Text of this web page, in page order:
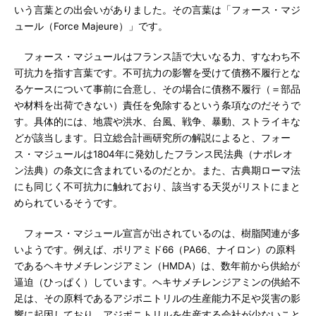
いう言葉との出会いがありました。その言葉は「フォース・マジ
ュール（Force Majeure）」です。
フォース・マジュールはフランス語で大いなる力、すなわち不
可抗力を指す言葉です。不可抗力の影響を受けて債務不履行とな
るケースについて事前に合意し、その場合に債務不履行（＝部品
や材料を出荷できない）責任を免除するという条項なのだそうで
す。具体的には、地震や洪水、台風、戦争、暴動、ストライキな
どが該当します。日立総合計画研究所の解説によると、フォー
ス・マジュールは1804年に発効したフランス民法典（ナポレオ
ン法典）の条文に含まれているのだとか。また、古典期ローマ法
にも同じく不可抗力に触れており、該当する天災がリストにまと
められているそうです。
フォース・マジュール宣言が出されているのは、樹脂関連が多
いようです。例えば、ポリアミド66（PA66、ナイロン）の原料
であるヘキサメチレンジアミン（HMDA）は、数年前から供給が
逼迫（ひっぱく）しています。ヘキサメチレンジアミンの供給不
足は、その原料であるアジポニトリルの生産能力不足や災害の影